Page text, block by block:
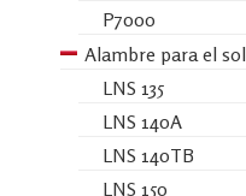
P7000
Alambre para el
LNS 135
LNS 140A
LNS 140TB
LNS 150